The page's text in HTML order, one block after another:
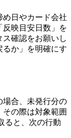
日やカード会社
映目安日数」を
確認をお願いし
るか」を明確にす
場合、未発行分の
の際は対象範囲
ると、次の行動